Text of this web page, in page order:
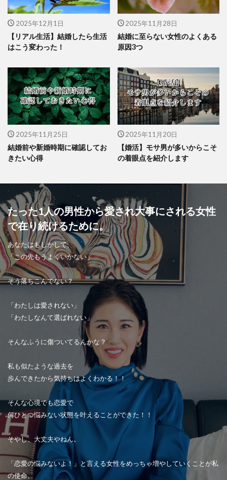
2025年12月1日
【リアル生活】結婚したら生活
はこう変わった！
2025年11月28日
結婚に至らない女性のよくある
原因3つ
2025年11月25日
結婚前や新婚時期に確認してお
きたい心得
2025年11月20日
【婚活】モサ男が多いからこそ
の着眼点を紹介します
たった1人の男性から愛され大事にされる女性
で在り続けるために。
あなたはもしかして、
「この先もうまくいかない」
そう落ちこんでない？
「わたしは愛されない」
「わたしなんて選ばれない」
そんなふうに傷ついてるんかな？
私も似たような過去を
歩んできたから気持ちはよくわかる！！
そんな心境でも恋愛で
何ひとつ悩みない状態を叶えることができた！！
そやし、大丈夫やねん。
「恋愛の悩みないよ！」と言える女性をめっちゃ増やしていくことが私
の使命。